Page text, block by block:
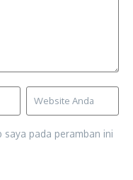
saya pada peramban ini